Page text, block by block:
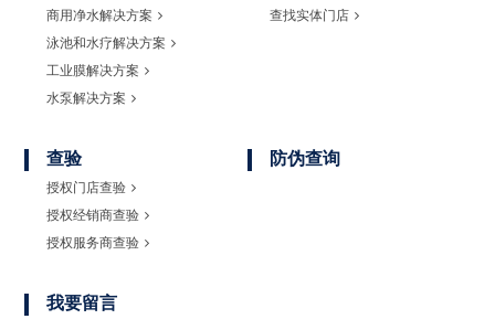
商用净水解决方案
泳池和水疗解决方案
工业膜解决方案
水泵解决方案
查找实体门店
查验
授权门店查验
授权经销商查验
授权服务商查验
防伪查询
我要留言